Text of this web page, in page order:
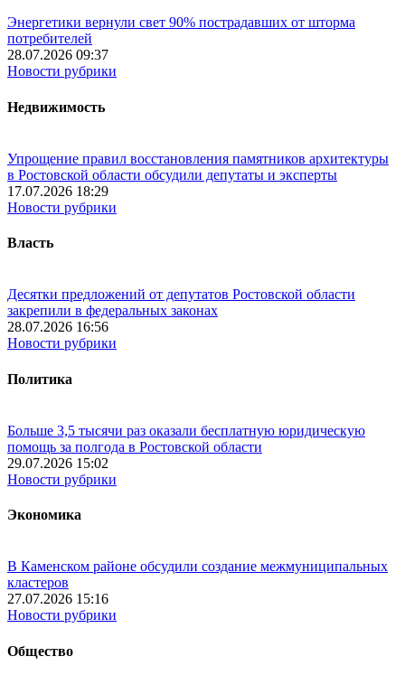
Энергетики вернули свет 90% пострадавших от шторма
потребителей
28.07.2026 09:37
Новости рубрики
Недвижимость
Упрощение правил восстановления памятников архитектуры
в Ростовской области обсудили депутаты и эксперты
17.07.2026 18:29
Новости рубрики
Власть
Десятки предложений от депутатов Ростовской области
закрепили в федеральных законах
28.07.2026 16:56
Новости рубрики
Политика
Больше 3,5 тысячи раз оказали бесплатную юридическую
помощь за полгода в Ростовской области
29.07.2026 15:02
Новости рубрики
Экономика
В Каменском районе обсудили создание межмуниципальных
кластеров
27.07.2026 15:16
Новости рубрики
Общество